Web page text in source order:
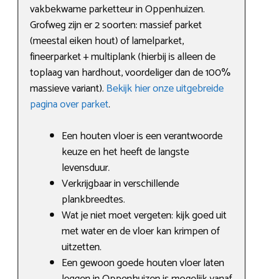
vakbekwame parketteur in Oppenhuizen.
Grofweg zijn er 2 soorten: massief parket
(meestal eiken hout) of lamelparket,
fineerparket + multiplank (hierbij is alleen de
toplaag van hardhout, voordeliger dan de 100%
massieve variant). Bekijk hier onze uitgebreide
pagina over parket.
Een houten vloer is een verantwoorde
keuze en het heeft de langste
levensduur.
Verkrijgbaar in verschillende
plankbreedtes.
Wat je niet moet vergeten: kijk goed uit
met water en de vloer kan krimpen of
uitzetten.
Een gewoon goede houten vloer laten